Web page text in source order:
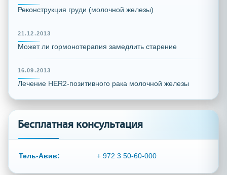
Реконструкция груди (молочной железы)
21.12.2013
Может ли гормонотерапия замедлить старение
16.09.2013
Лечение HER2-позитивного рака молочной железы
Бесплатная консультация
Тель-Авив: + 972 3 50-60-000